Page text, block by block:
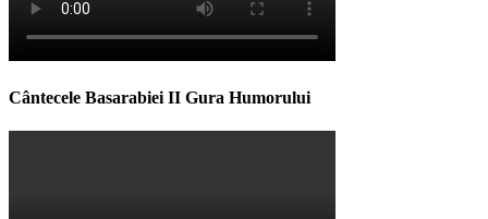
Cântecele Basarabiei II Gura Humorului